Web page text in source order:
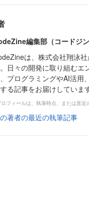
編集部（コードジン
は、株式会社翔泳
日々の開発に取り組むエ
プログラミングやAI活用
る記事をお届けしています
フィールは、執筆時点、または直
著者の最近の執筆記事